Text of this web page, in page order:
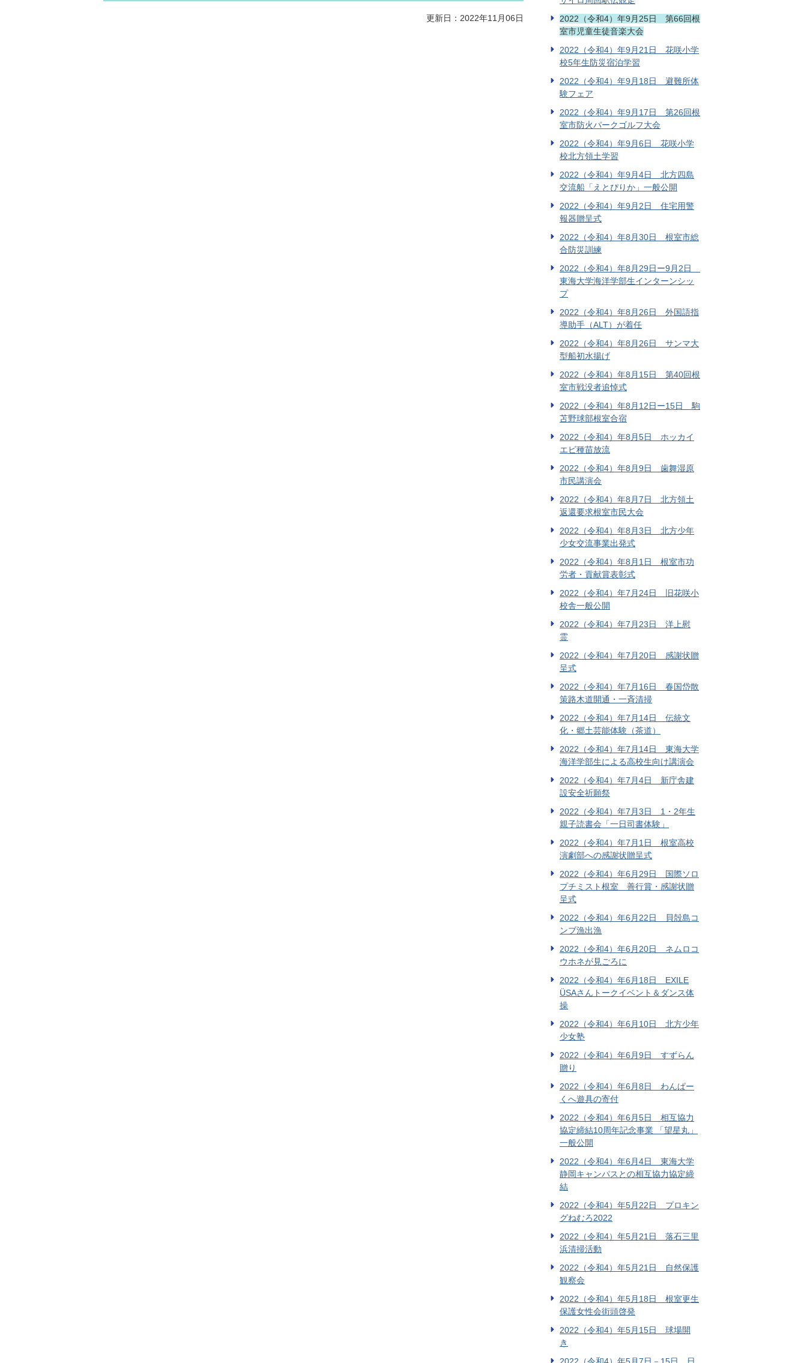
更新日：2022年11月06日
2022（令和4）年9月25日 第66回根
室市児童生徒音楽大会
2022（令和4）年9月21日 花咲小学
校5年生防災宿泊学習
2022（令和4）年9月18日 避難所体
験フェア
2022（令和4）年9月17日 第26回根
室市防火パークゴルフ大会
2022（令和4）年9月6日 花咲小学
校北方領土学習
2022（令和4）年9月4日 北方四島
交流船「えとぴりか」一般公開
2022（令和4）年9月2日 住宅用警
報器贈呈式
2022（令和4）年8月30日 根室市総
合防災訓練
2022（令和4）年8月29日ー9月2日
東海大学海洋学部生インターンシッ
プ
2022（令和4）年8月26日 外国語指
導助手（ALT）が着任
2022（令和4）年8月26日 サンマ大
型船初水揚げ
2022（令和4）年8月15日 第40回根
室市戦没者追悼式
2022（令和4）年8月12日ー15日 駒
苫野球部根室合宿
2022（令和4）年8月5日 ホッカイ
エビ種苗放流
2022（令和4）年8月9日 歯舞湿原
市民講演会
2022（令和4）年8月7日 北方領土
返還要求根室市民大会
2022（令和4）年8月3日 北方少年
少女交流事業出発式
2022（令和4）年8月1日 根室市功
労者・貢献賞表彰式
2022（令和4）年7月24日 旧花咲小
校舎一般公開
2022（令和4）年7月23日 洋上慰
霊
2022（令和4）年7月20日 感謝状贈
呈式
2022（令和4）年7月16日 春国岱散
策路木道開通・一斉清掃
2022（令和4）年7月14日 伝統文
化・郷土芸能体験（茶道）
2022（令和4）年7月14日 東海大学
海洋学部生による高校生向け講演会
2022（令和4）年7月4日 新庁舎建
設安全祈願祭
2022（令和4）年7月3日 1・2年生
親子読書会「一日司書体験」
2022（令和4）年7月1日 根室高校
演劇部への感謝状贈呈式
2022（令和4）年6月29日 国際ソロ
プチミスト根室 善行賞・感謝状贈
呈式
2022（令和4）年6月22日 貝殻島コ
ンブ漁出漁
2022（令和4）年6月20日 ネムロコ
ウホネが見ごろに
2022（令和4）年6月18日 EXILE
ÜSAさんトークイベント＆ダンス体
操
2022（令和4）年6月10日 北方少年
少女塾
2022（令和4）年6月9日 すずらん
贈り
2022（令和4）年6月8日 わんぱー
くへ遊具の寄付
2022（令和4）年6月5日 相互協力
協定締結10周年記念事業 「望星丸」
一般公開
2022（令和4）年6月4日 東海大学
静岡キャンパスとの相互協力協定締
結
2022（令和4）年5月22日 プロキン
グねむろ2022
2022（令和4）年5月21日 落石三里
浜清掃活動
2022（令和4）年5月21日 自然保護
観察会
2022（令和4）年5月18日 根室更生
保護女性会街頭啓発
2022（令和4）年5月15日 球場開
き